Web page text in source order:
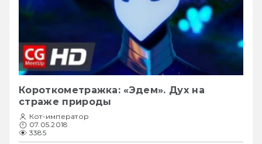
Короткометражка: «Эдем». Дух на
страже природы
Кот-император
07.05.2018
3385